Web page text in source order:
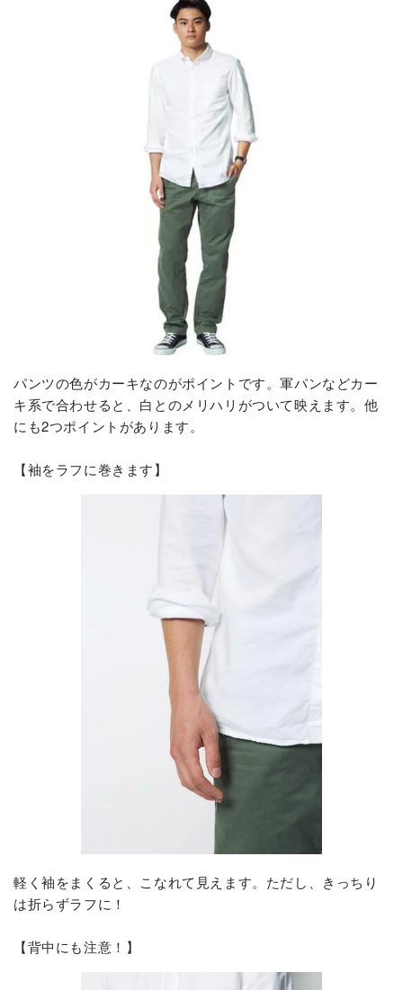
パンツの色がカーキなのがポイントです。軍パンなどカー
キ系で合わせると、白とのメリハリがついて映えます。他
にも2つポイントがあります。
【袖をラフに巻きます】
軽く袖をまくると、こなれて見えます。ただし、きっちり
は折らずラフに！
【背中にも注意！】